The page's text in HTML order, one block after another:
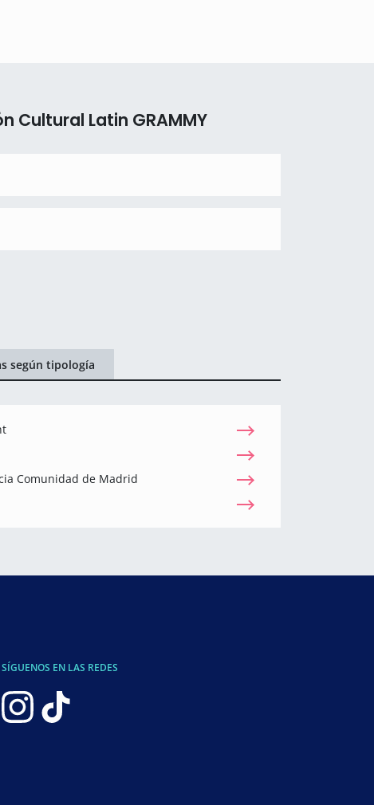
Cultural Latin GRAMMY
según tipología
Comunidad de Madrid
SÍGUENOS EN LAS REDES